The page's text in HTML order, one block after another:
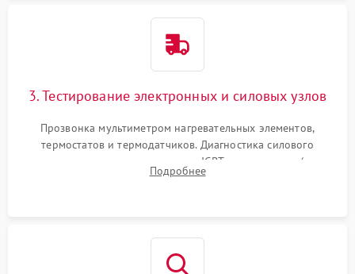
3. Тестирование электронных и силовых узлов
Прозвонка мультиметром нагревательных элементов,
термостатов и термодатчиков. Диагностика силового
модуля, реле, диодных мостов и IGBT-транзисторов (для
индукции). Проверка кранов и газ-контроля (для газовых
Подробнее